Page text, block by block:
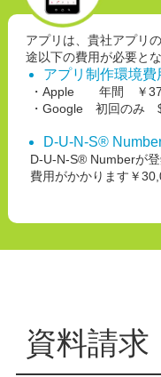
アプリは、貴社アプリ
途以下の費用が必要とな
アプリ制作環境費
・Apple 年間 ￥
・Google 初回のみ
D-U-N-S®
D-U-N-S® Numberが
費用がかかります￥
資料請求